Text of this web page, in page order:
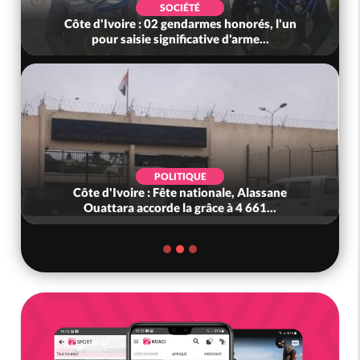
SOCIÉTÉ
Côte d'Ivoire : 02 gendarmes honorés, l'un
pour saisie significative d'arme...
POLITIQUE
Côte d'Ivoire : Fête nationale, Alassane
Ouattara accorde la grâce à 4 661...